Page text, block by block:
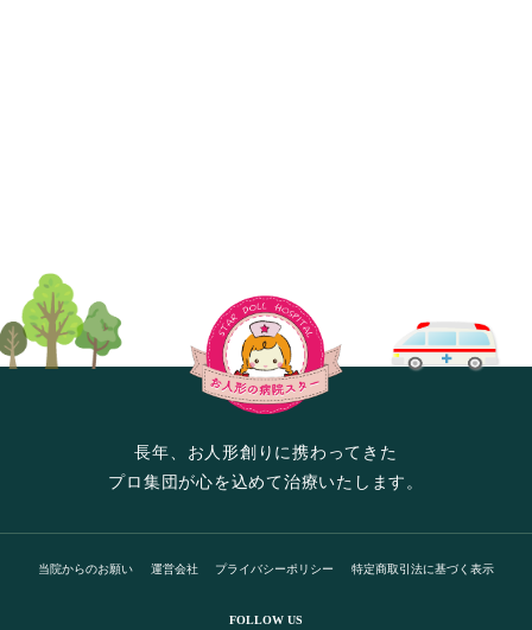
長年、お人形創りに携わってきた
プロ集団が心を込めて治療いたします。
当院からのお願い 運営会社 プライバシーポリシー 特定商取引法に基づく表示
FOLLOW US